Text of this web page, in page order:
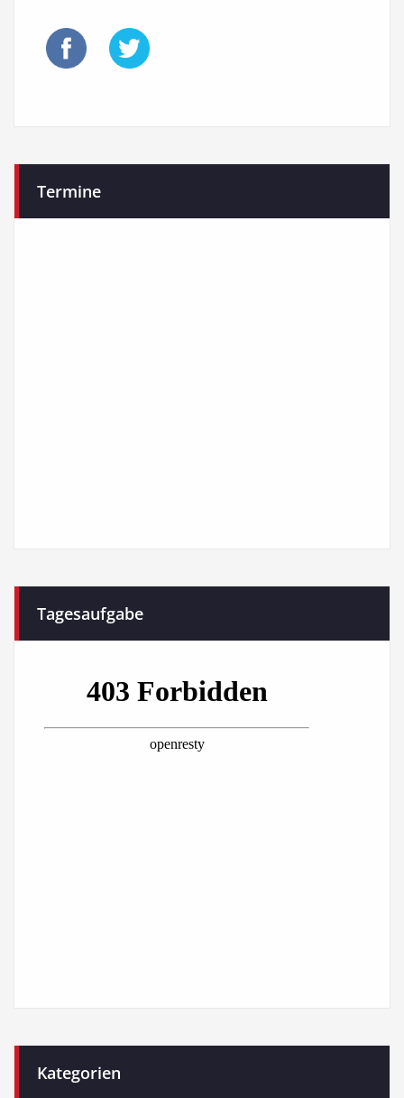
Termine
Tagesaufgabe
Kategorien